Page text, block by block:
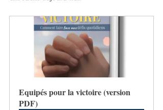
Equipés pour la victoire (version
PDF)